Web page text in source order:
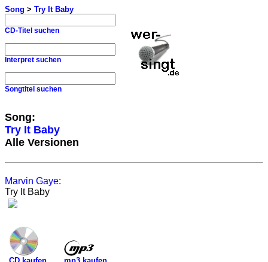
Song > Try It Baby
CD-Titel suchen
Interpret suchen
Songtitel suchen
Song:
Try It Baby
Alle Versionen
Marvin Gaye:
Try It Baby
mp3 kaufen